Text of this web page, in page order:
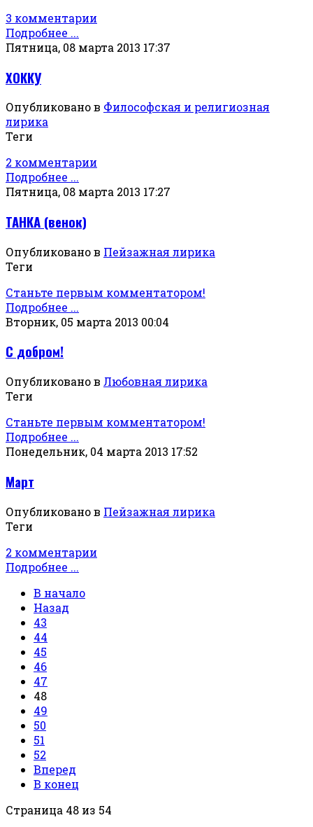
3 комментарии
Подробнее ...
Пятница, 08 марта 2013 17:37
ХОККУ
Опубликовано в Философская и религиозная
лирика
Теги
2 комментарии
Подробнее ...
Пятница, 08 марта 2013 17:27
ТАНКА (венок)
Опубликовано в Пейзажная лирика
Теги
Станьте первым комментатором!
Подробнее ...
Вторник, 05 марта 2013 00:04
С добром!
Опубликовано в Любовная лирика
Теги
Станьте первым комментатором!
Подробнее ...
Понедельник, 04 марта 2013 17:52
Март
Опубликовано в Пейзажная лирика
Теги
2 комментарии
Подробнее ...
В начало
Назад
43
44
45
46
47
48
49
50
51
52
Вперед
В конец
Страница 48 из 54